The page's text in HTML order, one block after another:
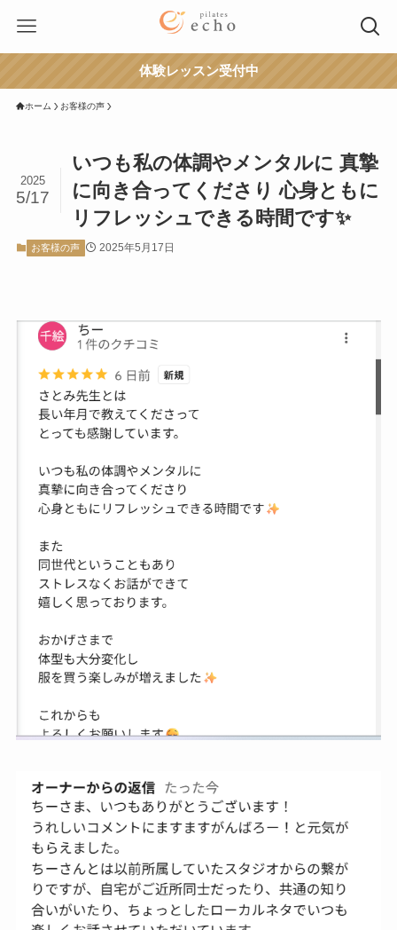
体験レッスン受付中
ホーム お客様の声
いつも私の体調やメンタルに 真摯
に向き合ってくださり 心身ともに
リフレッシュできる時間です✨
2025
5/17
お客様の声 2025年5月17日